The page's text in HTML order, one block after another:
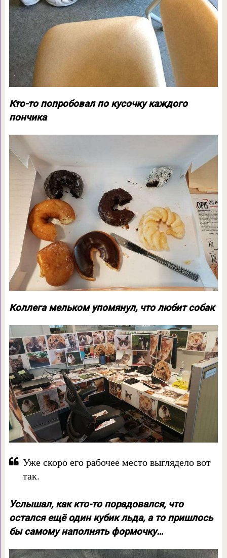
Кто-то попробовал по кусочку каждого
пончика
Коллега мельком упомянул, что любит собак
Уже скоро его рабочее место выглядело вот
так.
Услышал, как кто-то порадовался, что
остался ещё один кубик льда, а то пришлось
бы самому наполнять формочку…